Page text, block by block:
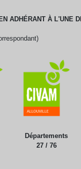
ADHÉRANT À L'UNE
Départements
27 / 76